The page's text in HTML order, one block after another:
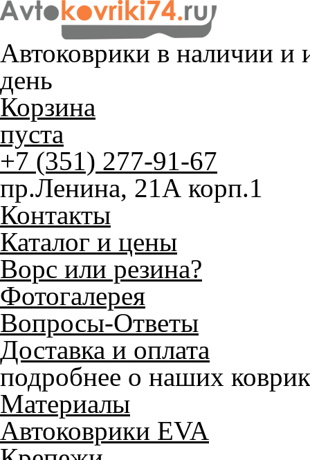
Автоковрики в наличии и
день
Корзина
пуста
+7 (351) 277-91-67
пр.Ленина, 21А корп.1
Контакты
Каталог и цены
Ворс или резина?
Фотогалерея
Вопросы-Ответы
Доставка и оплата
подробнее о наших
Материалы
Автоковрики EVA